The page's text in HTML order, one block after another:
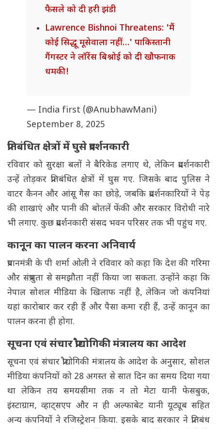
फैसले को दी हरी झंडी
Lawrence Bishnoi Threatens: 'मैं
कोई सिद्धू मूसेवाला नहीं…' पाकिस्तानी
गैंगस्टर ने लॉरेंस बिश्नोई को दी खौफनाक
धमकी!
— India first (@AnubhawMani)
September 8, 2025
प्रतिबंधित क्षेत्रों में घुसे प्रदर्शनकारी
रविवार को सुरक्षा बलों ने बैरिकेड लगाए थे, लेकिन प्रदर्शनकारी
उन्हें तोड़कर प्रतिबंधित क्षेत्रों में घुस गए. जिसके बाद पुलिस ने
वाटर कैनन और आंसू गैस का छोड़े, जबकि प्रदर्शनकारियों ने पेड़
की शाखाएं और पानी की बोतलें फेंकी और सरकार विरोधी नारे
भी लगाए. कुछ प्रदर्शनकारी संसद भवन परिसर तक भी पहुंच गए.
कानून का पालन करना अनिवार्य
प्रधानमंत्री के पी शर्मा ओली ने रविवार को कहा कि देश की गरिमा
और संप्रभुता से समझौता नहीं किया जा सकता. उन्होंने कहा कि
नेपाल सोशल मीडिया के खिलाफ नहीं है, लेकिन जो कंपनियां
यहां कारोबार कर रही हैं और पैसा कमा रही हैं, उन्हें कानून का
पालन करना ही होगा.
सूचना एवं संचार प्रौद्योगिकी मंत्रालय का आदेश
सूचना एवं संचार प्रौद्योगिकी मंत्रालय के आदेश के अनुसार, सोशल
मीडिया कंपनियों को 28 अगस्त से सात दिन का समय दिया गया
था लेकिन तय समयसीमा तक न तो मेटा यानी फेसबुक,
इंस्टाग्राम, व्हाट्सएप और न ही अल्फाबेट यानी यूट्यूब सहित
अन्य कंपनियों ने रजिस्ट्रेशन किया. इसके बाद सरकार ने प्रतिबंध